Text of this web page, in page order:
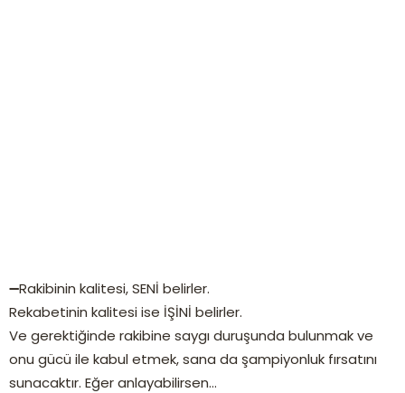
➖Rakibinin kalitesi, SENİ belirler.
Rekabetinin kalitesi ise İŞİNİ belirler.
Ve gerektiğinde rakibine saygı duruşunda bulunmak ve
onu gücü ile kabul etmek, sana da şampiyonluk fırsatını
sunacaktır. Eğer anlayabilirsen…